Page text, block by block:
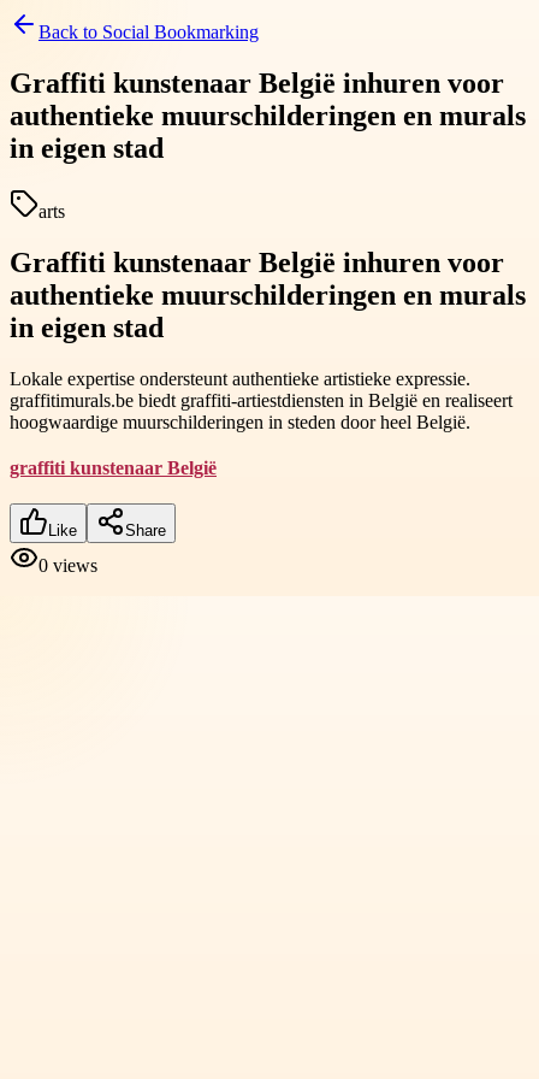
Back to Social Bookmarking
Graffiti kunstenaar België inhuren voor
authentieke muurschilderingen en murals
in eigen stad
arts
Graffiti kunstenaar België inhuren voor
authentieke muurschilderingen en murals
in eigen stad
Lokale expertise ondersteunt authentieke artistieke expressie.
graffitimurals.be biedt graffiti-artiestdiensten in België en realiseert
hoogwaardige muurschilderingen in steden door heel België.
graffiti kunstenaar België
Like Share
0 views